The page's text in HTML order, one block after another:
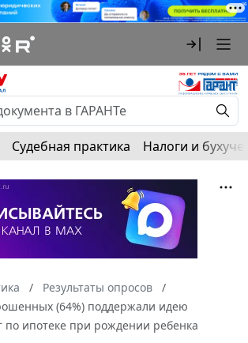
Судебная практика Налоги и
Результаты опросов
(64%) поддержали идею
ипотеке при рождении ребенка